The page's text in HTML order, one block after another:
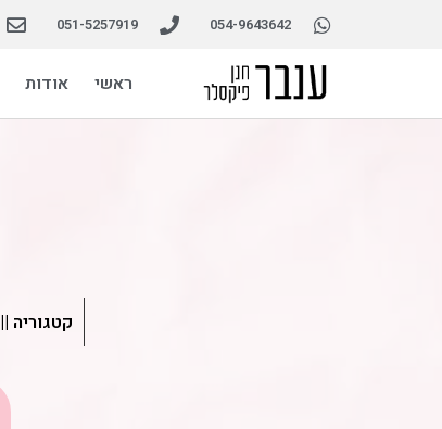
054-9643642
051-5257919
ראשי אודות
קטגוריה ||